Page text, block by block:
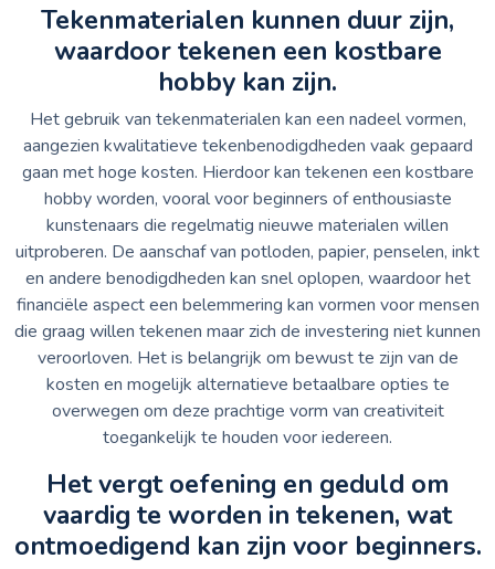
Tekenmaterialen kunnen duur zijn,
waardoor tekenen een kostbare
hobby kan zijn.
Het gebruik van tekenmaterialen kan een nadeel vormen,
aangezien kwalitatieve tekenbenodigdheden vaak gepaard
gaan met hoge kosten. Hierdoor kan tekenen een kostbare
hobby worden, vooral voor beginners of enthousiaste
kunstenaars die regelmatig nieuwe materialen willen
uitproberen. De aanschaf van potloden, papier, penselen, inkt
en andere benodigdheden kan snel oplopen, waardoor het
financiële aspect een belemmering kan vormen voor mensen
die graag willen tekenen maar zich de investering niet kunnen
veroorloven. Het is belangrijk om bewust te zijn van de
kosten en mogelijk alternatieve betaalbare opties te
overwegen om deze prachtige vorm van creativiteit
toegankelijk te houden voor iedereen.
Het vergt oefening en geduld om
vaardig te worden in tekenen, wat
ontmoedigend kan zijn voor beginners.